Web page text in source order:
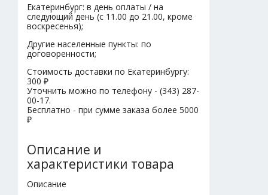
Екатеринбург: в день оплаты / на
следующий день (с 11.00 до 21.00, кроме
воскресенья);
Другие населенные пункты: по
договоренности;
Стоимость доставки по Екатеринбургу:
300 ₽
Уточнить можно по телефону - (343) 287-
00-17.
Бесплатно - при сумме заказа более 5000
₽
Описание и
характеристики товара
Описание